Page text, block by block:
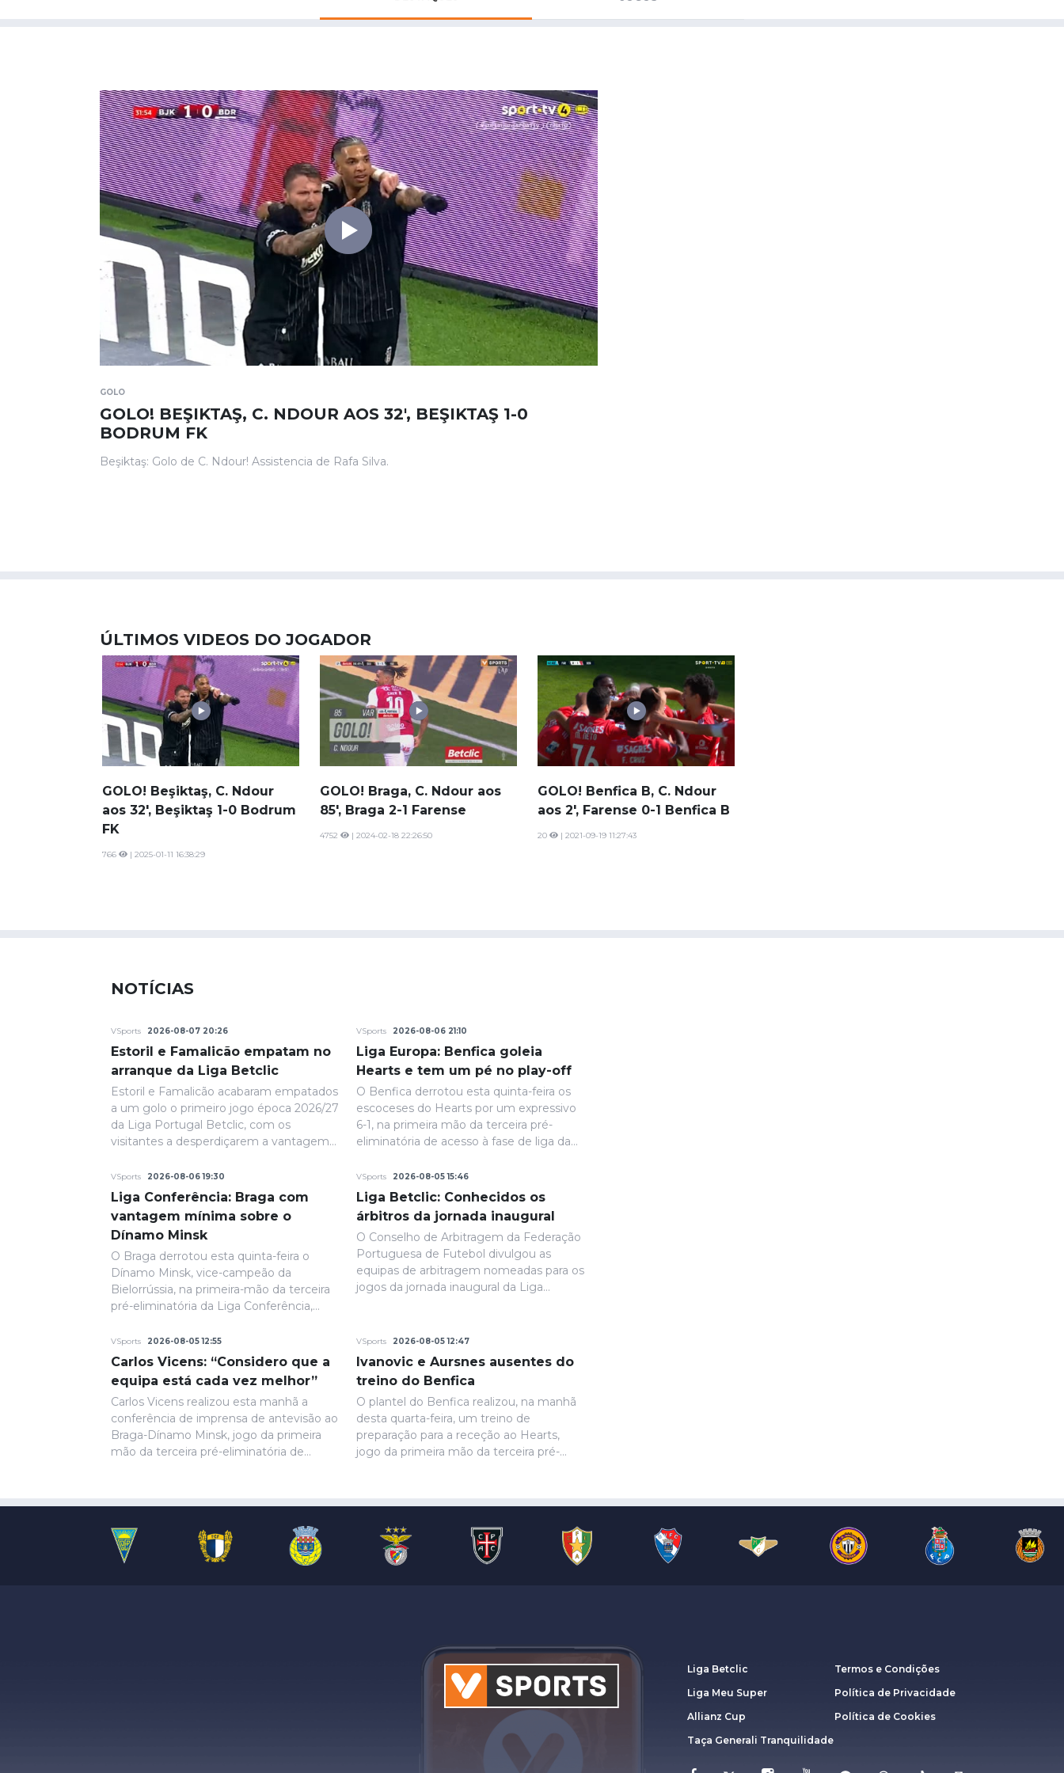
GOLO
GOLO! BEŞIKTAŞ, C. NDOUR AOS 32', BEŞIKTAŞ 1-0
BODRUM FK
Beşiktaş: Golo de C. Ndour! Assistencia de Rafa Silva.
ÚLTIMOS VIDEOS DO JOGADOR
GOLO! Beşiktaş, C. Ndour
aos 32', Beşiktaş 1-0 Bodrum
FK
766 | 2025-01-11 16:38:29
GOLO! Braga, C. Ndour aos
85', Braga 2-1 Farense
4752 | 2024-02-18 22:26:50
GOLO! Benfica B, C. Ndour
aos 2', Farense 0-1 Benfica B
20 | 2021-09-19 11:27:43
NOTÍCIAS
VSports 2026-08-07 20:26
Estoril e Famalicão empatam no
arranque da Liga Betclic
Estoril e Famalicão acabaram empatados
a um golo o primeiro jogo época 2026/27
da Liga Portugal Betclic, com os
visitantes a desperdiçarem a vantagem
VSports 2026-08-06 21:10
Liga Europa: Benfica goleia
Hearts e tem um pé no play-off
O Benfica derrotou esta quinta-feira os
escoceses do Hearts por um expressivo
6-1, na primeira mão da terceira pré-
eliminatória de acesso à fase de liga da
VSports 2026-08-06 19:30
Liga Conferência: Braga com
vantagem mínima sobre o
Dínamo Minsk
O Braga derrotou esta quinta-feira o
Dínamo Minsk, vice-campeão da
Bielorrússia, na primeira-mão da terceira
pré-eliminatória da Liga Conferência,
parte, de grande penalidade, Ricardo
Horta colocou a equipa portuguesa em
vantagem na eliminatória e até final o
resultado permaneceria inalterado.
VSports 2026-08-05 15:46
Liga Betclic: Conhecidos os
árbitros da jornada inaugural
O Conselho de Arbitragem da Federação
Portuguesa de Futebol divulgou as
equipas de arbitragem nomeadas para os
jogos da jornada inaugural da Liga
VSports 2026-08-05 12:55
Carlos Vicens: “Considero que a
equipa está cada vez melhor”
Carlos Vicens realizou esta manhã a
conferência de imprensa de antevisão ao
Braga-Dínamo Minsk, jogo da primeira
mão da terceira pré-eliminatória de
VSports 2026-08-05 12:47
Ivanovic e Aursnes ausentes do
treino do Benfica
O plantel do Benfica realizou, na manhã
desta quarta-feira, um treino de
preparação para a receção ao Hearts,
jogo da primeira mão da terceira pré-
com informação das águias. Aursnes,
com uma gastroenterite, também foi
baixa, juntando-se a Wynder e Umeh.
Liga Betclic
Liga Meu Super
Allianz Cup
Taça Generali Tranquilidade
Termos e Condições
Política de Privacidade
Política de Cookies